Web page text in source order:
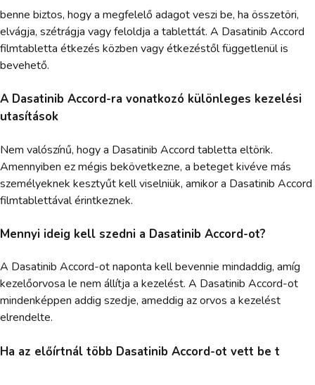
benne biztos, hogy a megfelelő adagot veszi be, ha összetöri,
elvágja, szétrágja vagy feloldja a tablettát. A Dasatinib Accord
filmtabletta étkezés közben vagy étkezéstől függetlenül is
bevehető.
A Dasatinib Accord-ra vonatkozó különleges kezelési
utasítások
Nem valószínű, hogy a Dasatinib Accord tabletta eltörik.
Amennyiben ez mégis bekövetkezne, a beteget kivéve más
személyeknek kesztyűt kell viselniük, amikor a Dasatinib Accord
filmtablettával érintkeznek.
Mennyi ideig kell szedni a Dasatinib Accord-ot?
A Dasatinib Accord-ot naponta kell bevennie mindaddig, amíg
kezelőorvosa le nem állítja a kezelést. A Dasatinib Accord-ot
mindenképpen addig szedje, ameddig az orvos a kezelést
elrendelte.
Ha az előírtnál több Dasatinib Accord-ot vett be t